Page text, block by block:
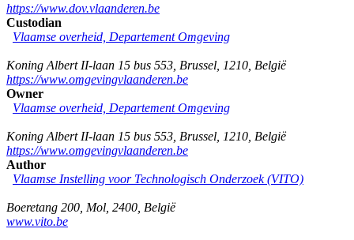
https://www.dov.vlaanderen.be
Custodian
Vlaamse overheid, Departement Omgeving
Koning Albert II-laan 15 bus 553 Brussel 1210 België
https://www.omgevingvlaanderen.be
Owner
Vlaamse overheid, Departement Omgeving
Koning Albert II-laan 15 bus 553 Brussel 1210 België
https://www.omgevingvlaanderen.be
Author
Vlaamse Instelling voor Technologisch Onderzoek (VITO)
Boeretang 200 Mol 2400 België
www.vito.be